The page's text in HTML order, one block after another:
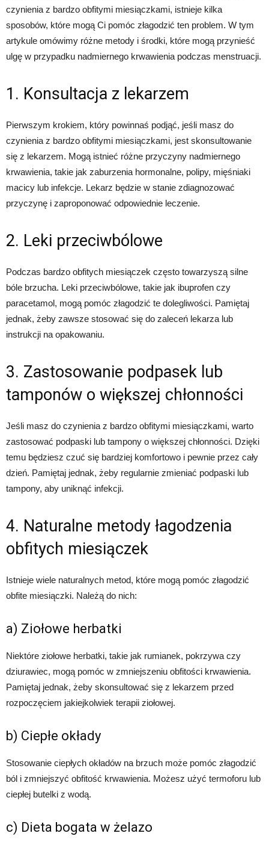
czynienia z bardzo obfitymi miesiączkami, istnieje kilka
sposobów, które mogą Ci pomóc złagodzić ten problem. W tym
artykule omówimy różne metody i środki, które mogą przynieść
ulgę w przypadku nadmiernego krwawienia podczas menstruacji.
1. Konsultacja z lekarzem
Pierwszym krokiem, który powinnaś podjąć, jeśli masz do
czynienia z bardzo obfitymi miesiączkami, jest skonsultowanie
się z lekarzem. Mogą istnieć różne przyczyny nadmiernego
krwawienia, takie jak zaburzenia hormonalne, polipy, mięśniaki
macicy lub infekcje. Lekarz będzie w stanie zdiagnozować
przyczynę i zaproponować odpowiednie leczenie.
2. Leki przeciwbólowe
Podczas bardzo obfitych miesiączek często towarzyszą silne
bóle brzucha. Leki przeciwbólowe, takie jak ibuprofen czy
paracetamol, mogą pomóc złagodzić te dolegliwości. Pamiętaj
jednak, żeby zawsze stosować się do zaleceń lekarza lub
instrukcji na opakowaniu.
3. Zastosowanie podpasek lub
tamponów o większej chłonności
Jeśli masz do czynienia z bardzo obfitymi miesiączkami, warto
zastosować podpaski lub tampony o większej chłonności. Dzięki
temu będziesz czuć się bardziej komfortowo i pewnie przez cały
dzień. Pamiętaj jednak, żeby regularnie zmieniać podpaski lub
tampony, aby uniknąć infekcji.
4. Naturalne metody łagodzenia
obfitych miesiączek
Istnieje wiele naturalnych metod, które mogą pomóc złagodzić
obfite miesiączki. Należą do nich:
a) Ziołowe herbatki
Niektóre ziołowe herbatki, takie jak rumianek, pokrzywa czy
dziurawiec, mogą pomóc w zmniejszeniu obfitości krwawienia.
Pamiętaj jednak, żeby skonsultować się z lekarzem przed
rozpoczęciem jakiejkolwiek terapii ziołowej.
b) Ciepłe okłady
Stosowanie ciepłych okładów na brzuch może pomóc złagodzić
ból i zmniejszyć obfitość krwawienia. Możesz użyć termoforu lub
ciepłej butelki z wodą.
c) Dieta bogata w żelazo